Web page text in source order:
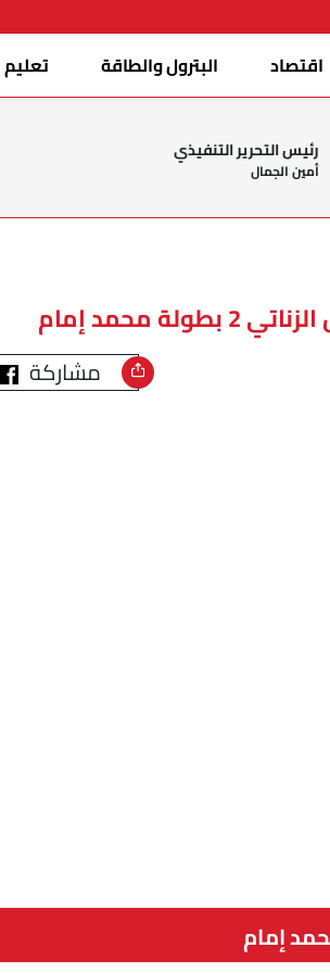
اقتصاد البترول والطاقة تعليم
رئيس التحرير التنفيذي
أمين الجمال
محمد إمام
مشاركة
إمام